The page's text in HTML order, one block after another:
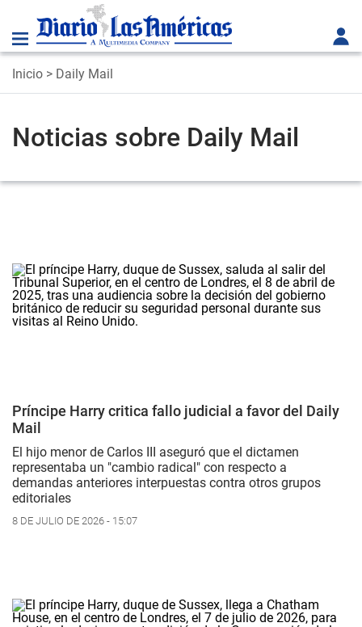
Inicio > Daily Mail
Noticias sobre Daily Mail
Príncipe Harry critica fallo judicial a favor del Daily
Mail
El hijo menor de Carlos III aseguró que el dictamen
representaba un "cambio radical" con respecto a
demandas anteriores interpuestas contra otros grupos
editoriales
8 DE JULIO DE 2026 - 15:07